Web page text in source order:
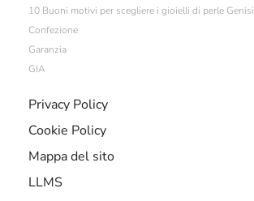
10 Buoni motivi per scegliere i gioielli di perle Genisi
Confezione
Garanzia
GIA
Privacy Policy
Cookie Policy
Mappa del sito
LLMS